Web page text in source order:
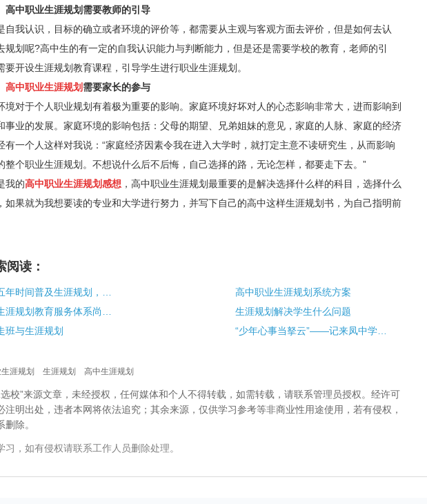
中职业生涯规划需要教师的引导
我认识，目标的确立或者环境的评价等，都需要从主观与客观方面去评价，但是如何去认
规划呢?高中生的有一定的自我认识能力与判断能力，但是还是需要学校的教育，老师的引
要开设生涯规划教育课程，引导学生进行职业生涯规划。
高中职业生涯规划 需要家长的参与
于个人职业规划有着极为重要的影响。家庭环境好坏对人的心态影响非常大，进而影响到
事业的发展。家庭环境的影响包括：父母的期望、兄弟姐妹的意见，家庭的人脉、家庭的经济
有一个人这样对我说：“家庭经济因素令我在进入大学时，就打定主意不读研究生，从而影响
整个职业生涯规划。不想说什么后不后悔，自己选择的路，无论怎样，都要走下去。”
的高中职业生涯规划感想 ，高中职业生涯规划最重要的是解决选择什么样的科目，选择什么
如果就为我想要读的专业和大学进行努力，并写下自己的高中这样生涯规划书，为自己指明前
阅读：
高中职业生涯规划系统方案
生涯规划解决学生什么问题
班与生涯规划
涯规划 生涯规划 高中生涯规划
选校”来源文章，未经授权，任何媒体和个人不得转载，如需转载，请联系管理员授权。经许可
注明出处，违者本网将依法追究；其余来源，仅供学习参考等非商业性用途使用，若有侵权，
除。
习，如有侵权请联系工作人员删除处理。